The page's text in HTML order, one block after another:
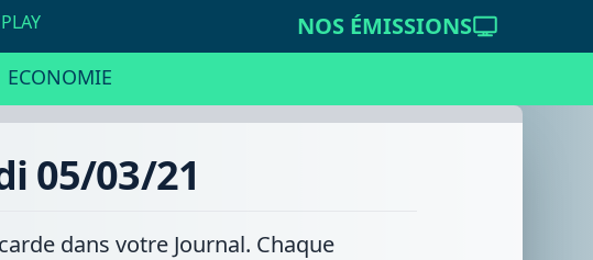
NOS ÉMISSIONS
ECONOMIE
05/03/21
dans votre Journal. Chaque